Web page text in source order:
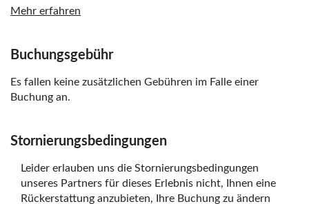
Eintrittsgebühr online vor der Tour.
Reservierungsvouchern sind verpflichtet, diese an den
Fahrkartenschaltern von Alilaguna SpA in ein reguläres
Ticket umzutauschen.
Alilaguna-Fahrzeuge. Tickets sind auf allen Alilaguna-
von 30 Tagen nach Entwertung der Hinfahrt zur
Rückfahrt. Für die Rückfahrt muss das Ticket innerhalb
Mehr erfahren
Buchungsgebühr
Es fallen keine zusätzlichen Gebühren im Falle einer
Buchung an.
Stornierungsbedingungen
Leider erlauben uns die Stornierungsbedingungen
unseres Partners für dieses Erlebnis nicht, Ihnen eine
Rückerstattung anzubieten, Ihre Buchung zu ändern